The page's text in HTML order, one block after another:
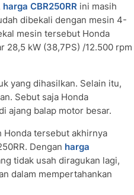
harga CBR250RR ini masih
dibekali dengan mesin 4-
mesin tersebut Honda
28,5 kW (38,7PS) /12.500 rpm
yang dihasilkan. Selain itu,
Sebut saja Honda
ajang balap motor besar.
tersebut akhirnya
Dengan harga
tidak usah diragukan lagi,
dalam mempertahankan